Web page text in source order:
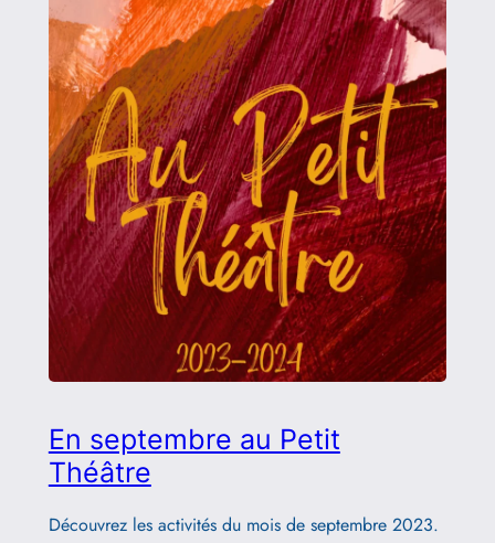
En septembre au Petit
Théâtre
Découvrez les activités du mois de septembre 2023.